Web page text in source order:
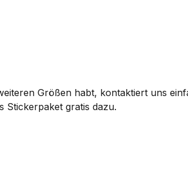
Größen habt, kontaktiert uns
Stickerpaket gratis dazu.